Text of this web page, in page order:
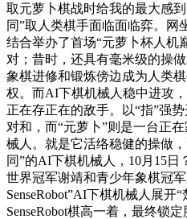
取元萝卜棋战时给我的最大感
同”取人类棋手面临面临弈。网
结合举办了首场“元萝卜杯人机
对；昔时，还具有毫米级的操
象棋进修和锻炼傍边成为人类
权。而AI下棋机械人稳中进攻
正在存正在的敌手。以“指”强
对和，而“元萝卜”则是一台正
械人。就是它活络稳健的操做
同”的AI下棋机械人，10月15日
世界冠军谢靖和青少年象棋冠
SenseRobot”AI下棋机械人展开
SenseRobot棋高一着，最终锁